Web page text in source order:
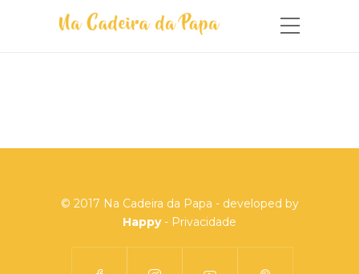
© 2017 Na Cadeira da Papa - developed by
Happy- Privacidade